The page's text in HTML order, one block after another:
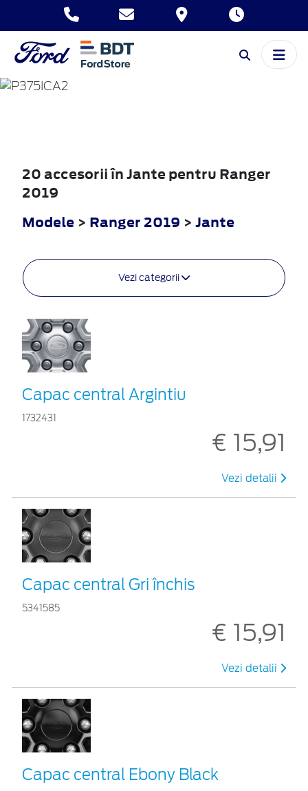
RANGER
20 accesorii în Jante pentru Ranger
2019
Modele > Ranger 2019 > Jante
Vezi categorii
Capac central Argintiu
1732431
€ 15,91
Vezi detalii
Capac central Gri închis
5341585
€ 15,91
Vezi detalii
Capac central Ebony Black